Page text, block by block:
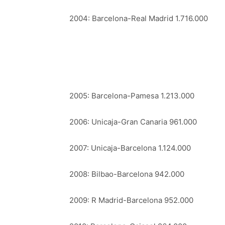
2004: Barcelona-Real Madrid 1.716.000
2005: Barcelona-Pamesa 1.213.000
2006: Unicaja-Gran Canaria 961.000
2007: Unicaja-Barcelona 1.124.000
2008: Bilbao-Barcelona 942.000
2009: R Madrid-Barcelona 952.000